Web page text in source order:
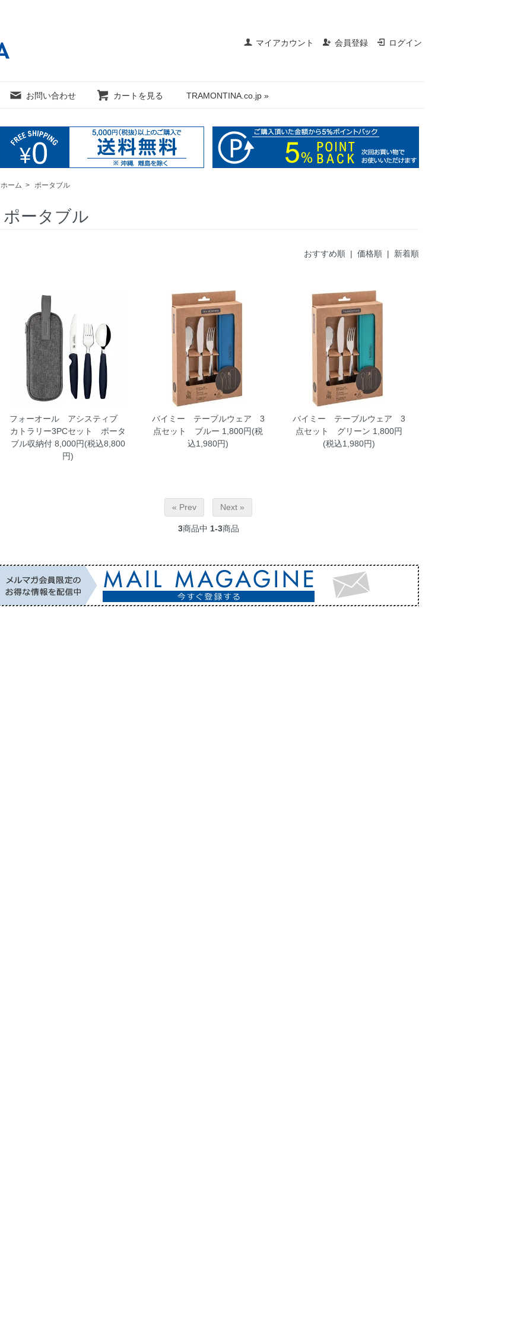
マイアカウント 会員登録 ログイン
お問い合わせ カートを見る TRAMONTINA.co.jp »
ホーム > ポータブル
ポータブル
おすすめ順 | 価格順 | 新着順
フォーオール アシスティブ
カトラリー3PCセット ポータ
ブル収納付8,000円(税込8,800
円)
バイミー テーブルウェア 3
点セット ブルー 1,800円(税
込1,980円)
バイミー テーブルウェア 3
点セット グリーン 1,800円
(税込1,980円)
« Prev Next »
3商品中 1-3商品